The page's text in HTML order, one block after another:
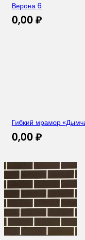
Верона 6
0,00 ₽
Гибкий мрамор
0,00 ₽